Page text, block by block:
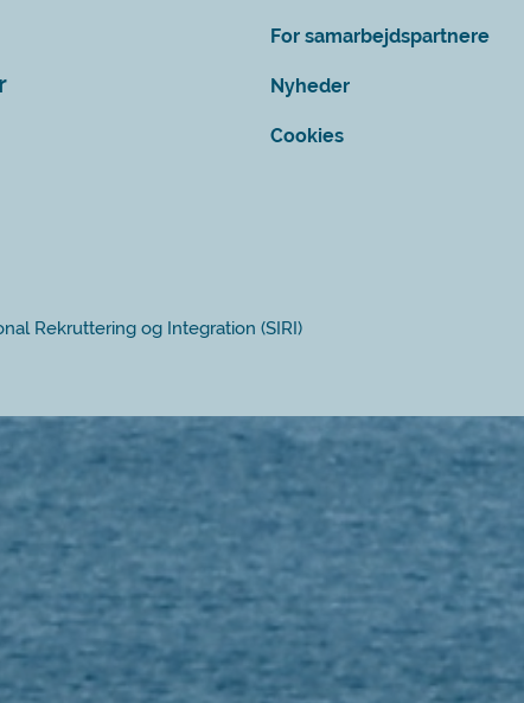
For samarbejdspartnere
Nyheder
Cookies
Rekruttering og Integration (SIRI)